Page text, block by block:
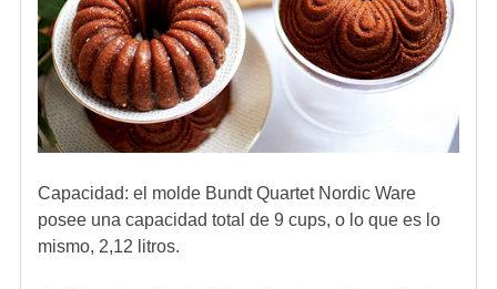
Capacidad: el molde Bundt Quartet Nordic Ware
posee una capacidad total de 9 cups, o lo que es lo
mismo, 2,12 litros.